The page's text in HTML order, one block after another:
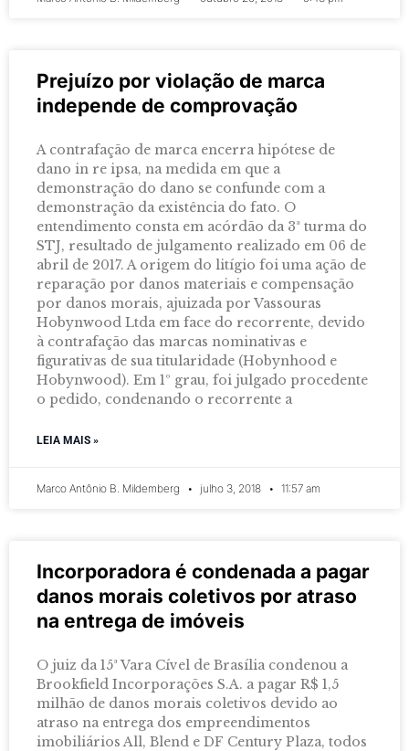
Prejuízo por violação de marca
independe de comprovação
A contrafação de marca encerra hipótese de
dano in re ipsa, na medida em que a
demonstração do dano se confunde com a
demonstração da existência do fato. O
entendimento consta em acórdão da 3ª turma do
STJ, resultado de julgamento realizado em 06 de
abril de 2017. A origem do litígio foi uma ação de
reparação por danos materiais e compensação
por danos morais, ajuizada por Vassouras
Hobynwood Ltda em face do recorrente, devido
à contrafação das marcas nominativas e
figurativas de sua titularidade (Hobynhood e
Hobynwood). Em 1º grau, foi julgado procedente
o pedido, condenando o recorrente a
LEIA MAIS »
Marco Antônio B. Mildemberg julho 3, 2018 11:57 am
Incorporadora é condenada a pagar
danos morais coletivos por atraso
na entrega de imóveis
O juiz da 15ª Vara Cível de Brasília condenou a
Brookfield Incorporações S.A. a pagar R$ 1,5
milhão de danos morais coletivos devido ao
atraso na entrega dos empreendimentos
imobiliários All, Blend e DF Century Plaza, todos